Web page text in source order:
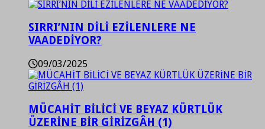
SIRRI’NIN DİLİ EZİLENLERE NE
VAADEDİYOR?
09/03/2025
MÜCAHİT BİLİCİ VE BEYAZ KÜRTLÜK
ÜZERİNE BİR GİRİZGÂH (1)